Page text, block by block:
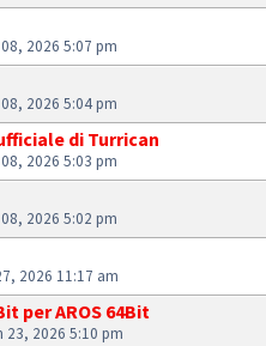
2026 5:07 pm
2026 5:04 pm
di Turrican
2026 5:03 pm
2026 5:02 pm
2026 11:17 am
per AROS 64Bit
23, 2026 5:10 pm